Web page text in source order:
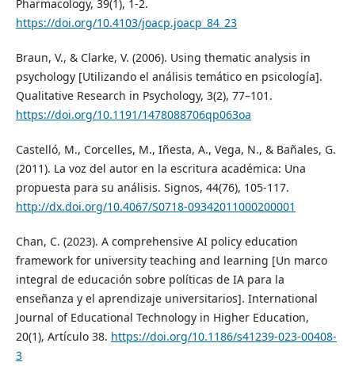
Pharmacology, 39(1), 1-2.
https://doi.org/10.4103/joacp.joacp_84_23
Braun, V., & Clarke, V. (2006). Using thematic analysis in
psychology [Utilizando el análisis temático en psicología].
Qualitative Research in Psychology, 3(2), 77–101.
https://doi.org/10.1191/1478088706qp063oa
Castelló, M., Corcelles, M., Iñesta, A., Vega, N., & Bañales, G.
(2011). La voz del autor en la escritura académica: Una
propuesta para su análisis. Signos, 44(76), 105-117.
http://dx.doi.org/10.4067/S0718-09342011000200001
Chan, C. (2023). A comprehensive AI policy education
framework for university teaching and learning [Un marco
integral de educación sobre políticas de IA para la
enseñanza y el aprendizaje universitarios]. International
Journal of Educational Technology in Higher Education,
20(1), Artículo 38. https://doi.org/10.1186/s41239-023-00408-
3